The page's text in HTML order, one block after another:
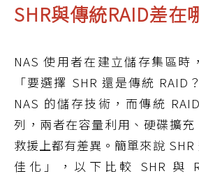
SHR與傳統RAID差在
NAS 使用者在建立儲存集區時
「要選擇 SHR 還是傳統 RAID
NAS 的儲存技術，而傳統
列，兩者在容量利用、硬碟擴
救援上都有差異。簡單來說
佳化」，以下比較 SHR 與